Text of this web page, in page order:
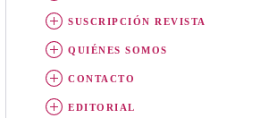
SUSCRIPCIÓN REVISTA
QUIÉNES SOMOS
CONTACTO
EDITORIAL